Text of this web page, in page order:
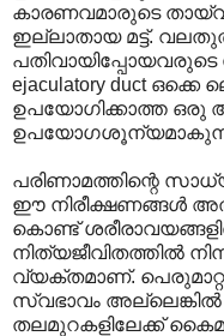
കാരണവമാരുടെ
ഇല്ലാതായ മട്ട്.
ejaculatory duct ഒക്കെ
ഉപയോഗിക്കാത്ത ഒരു
പരിണാമത്തിന്റെ
ഈ നിരീക്ഷണങ്ങള്‍
കൊണ്ട്
നിത്യജീവിതത്തില്‍
വ്യക്തമാണ്.
സ്വഭാവം
തലമുറകളിലേക്ക്